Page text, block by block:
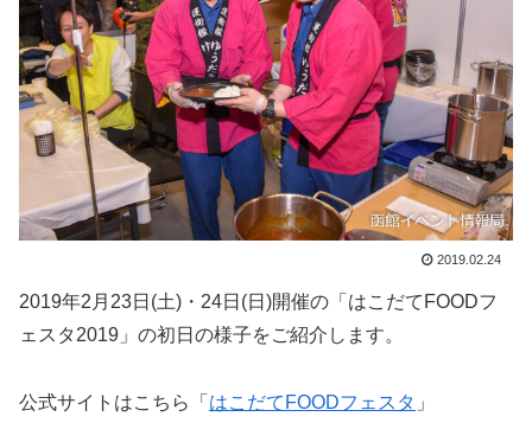
2019.02.24
2019年2月23日(土)・24日(日)開催の「はこだてFOODフ
ェスタ2019」の初日の様子をご紹介します。
公式サイトはこちら「 はこだてFOODフェスタ 」